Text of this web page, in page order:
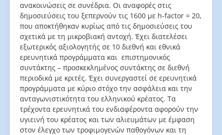
ανακοινώσεις σε συνέδρια. Οι αναφορές στις
δημοσιεύσεις του ξεπερνούν τις 1600 με h-factor = 20,
που αποκτήθηκαν κυρίως από τις δημοσιεύσεις του
σχετικά με τη μικροβιακή αντοχή. Έχει διατελέσει
εξωτερικός αξιολογητής σε 10 διεθνή και εθνικά
ερευνητικά προγράμματα και επιστημονικός
συντάκτης – προσκεκλημένος συντάκτης σε διεθνή
περιοδικά με κριτές. Έχει συνεργαστεί σε ερευνητικά
προγράμματα με κύριο στόχο την ασφάλεια και την
ανταγωνιστικότητα του ελληνικού κρέατος. Τα
τρέχοντα ερευνητικά του ενδιαφέροντα αφορούν την
υγιεινή του κρέατος και των αλιευμάτων με έμφαση
στον έλεγχο των τροφιμογενών παθογόνων και τη